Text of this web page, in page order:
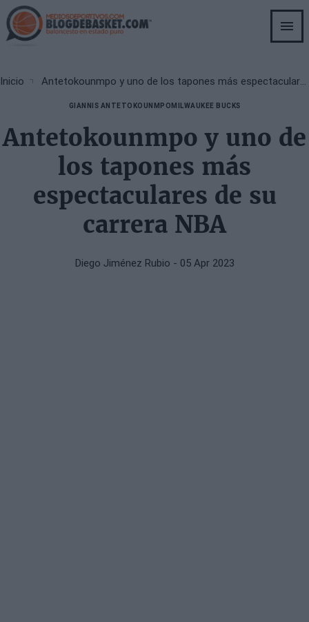
Skip
to
main
Breadcrumb
Inicio Antetokounmpo y uno de los tapones más espectaculares de su carrera NBA
GIANNIS ANTETOKOUNMPO MILWAUKEE BUCKS
Antetokounmpo y uno de
los tapones más
espectaculares de su
carrera NBA
Diego Jiménez Rubio - 05 Apr 2023